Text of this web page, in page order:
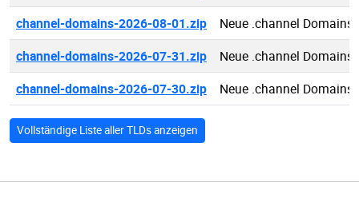
channel-domains-2026-08-01.zip
Neue .channel Domains
channel-domains-2026-07-31.zip
Neue .channel Domains
channel-domains-2026-07-30.zip
Neue .channel Domains
Vollständige Liste aller TLDs anzeigen